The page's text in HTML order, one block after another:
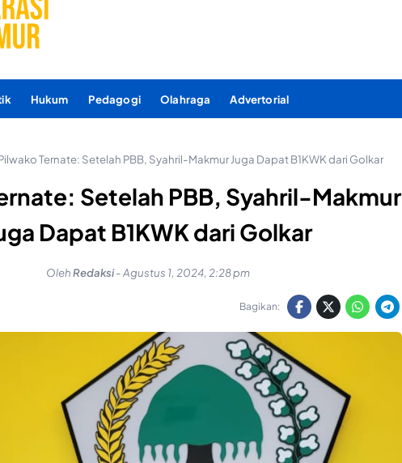
Hukum Pedagogi Olahraga Advertorial
Ternate: Setelah PBB, Syahril-Makmur Juga Dapat B1KWK dari Golkar
Setelah PBB, Syahril-Makmur
Dapat B1KWK dari Golkar
OlehRedaksi-Agustus 1, 2024, 2:28 pm
Bagikan: